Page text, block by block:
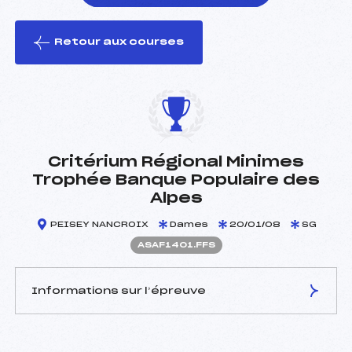
le ski
Retour aux courses
Critérium Régional Minimes
Trophée Banque Populaire des
Alpes
PEISEY NANCROIX Dames 20/01/08 SG
ASAF1401.FFS
Informations sur l’épreuve